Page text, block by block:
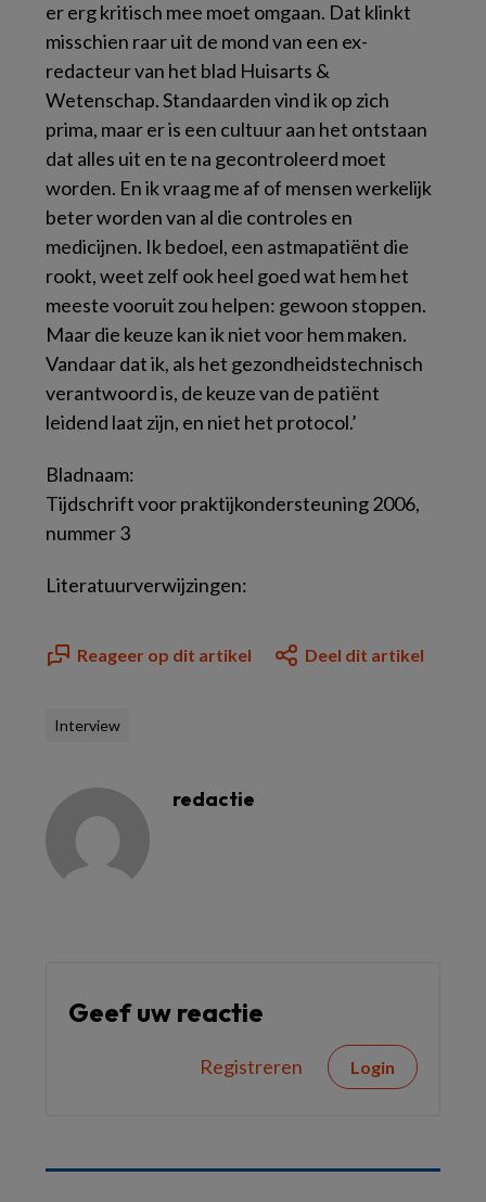
er erg kritisch mee moet omgaan. Dat klinkt
misschien raar uit de mond van een ex-
redacteur van het blad Huisarts &
Wetenschap. Standaarden vind ik op zich
prima, maar er is een cultuur aan het ontstaan
dat alles uit en te na gecontroleerd moet
worden. En ik vraag me af of mensen werkelijk
beter worden van al die controles en
medicijnen. Ik bedoel, een astmapatiënt die
rookt, weet zelf ook heel goed wat hem het
meeste vooruit zou helpen: gewoon stoppen.
Maar die keuze kan ik niet voor hem maken.
Vandaar dat ik, als het gezondheidstechnisch
verantwoord is, de keuze van de patiënt
leidend laat zijn, en niet het protocol.’
Bladnaam:
Tijdschrift voor praktijkondersteuning 2006,
nummer 3
Literatuurverwijzingen:
Reageer op dit artikel Deel dit artikel
Interview
redactie
Geef uw reactie
Registreren Login